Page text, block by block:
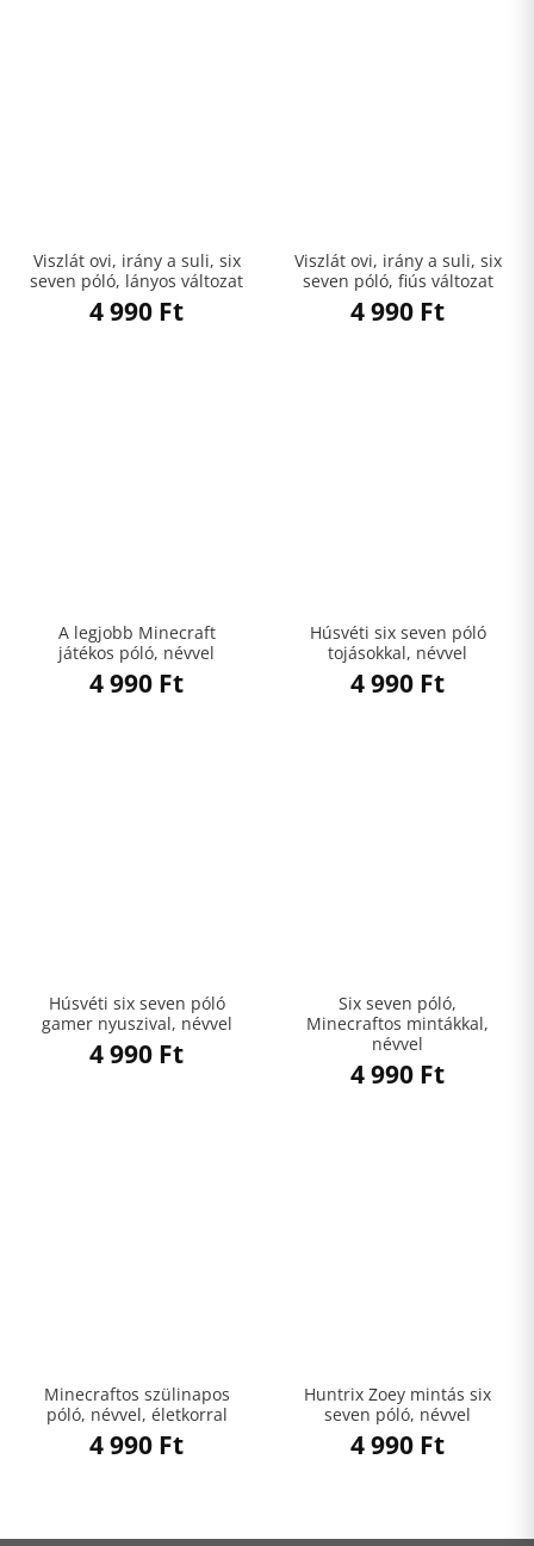
Viszlát ovi, irány a suli, six
seven póló, lányos változat
4 990 Ft
Viszlát ovi, irány a suli, six
seven póló, fiús változat
4 990 Ft
A legjobb Minecraft
játékos póló, névvel
4 990 Ft
Húsvéti six seven póló
tojásokkal, névvel
4 990 Ft
Húsvéti six seven póló
gamer nyuszival, névvel
4 990 Ft
Six seven póló,
Minecraftos mintákkal,
névvel
4 990 Ft
Minecraftos szülinapos
póló, névvel, életkorral
4 990 Ft
Huntrix Zoey mintás six
seven póló, névvel
4 990 Ft